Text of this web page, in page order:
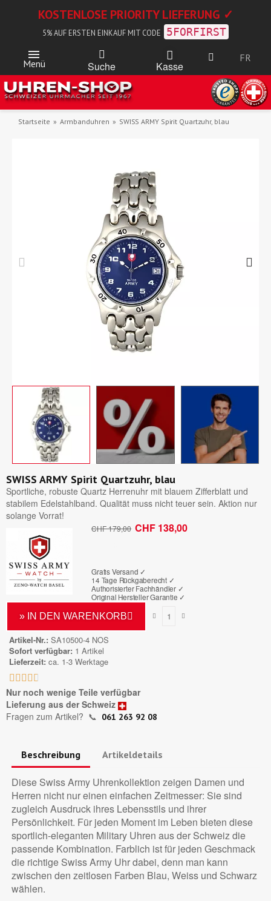
KOSTENLOSE PRIORITY LIEFERUNG ✓
5% AUF ERSTEN EINKAUF MIT CODE 5FORFIRST
Menü Suche Kasse
FR
Startseite Armbanduhren SWISS ARMY Spirit Quartzuhr, blau
SWISS ARMY Spirit Quartzuhr, blau
Sportliche, robuste Quartz Herrenuhr mit blauem Zifferblatt und
stabilem Edelstahlband. Qualität muss nicht teuer sein. Aktion nur
solange Vorrat!
CHF 179,00 CHF 138,00
Gratis Versand ✓
14 Tage Rückgaberecht ✓
Authorisierter Fachhändler ✓
Original Hersteller Garantie ✓
» IN DEN WARENKORB
Artikel-Nr. SA10500-4 NOS
Sofort verfügbar 1 Artikel
Lieferzeit ca. 1-3 Werktage
    
Nur noch wenige Teile verfügbar
Lieferung aus der Schweiz
Fragen zum Artikel? 📞 061 263 92 08
Beschreibung Artikeldetails
Diese Swiss Army Uhrenkollektion zeigen Damen und
Herren nicht nur einen einfachen Zeitmesser: Sie sind
zugleich Ausdruck ihres Lebensstils und ihrer
Persönlichkeit. Für jeden Moment im Leben bieten diese
sportlich-eleganten Military Uhren aus der Schweiz die
passende Kombination. Farblich ist für jeden Geschmack
die richtige Swiss Army Uhr dabei, denn man kann
zwischen den zeitlosen Farben Blau, Weiss und Schwarz
wählen.